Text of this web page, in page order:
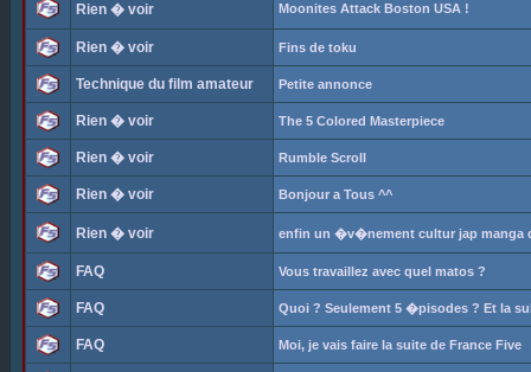
Rien � voir Moonites Attack Boston USA !
Rien � voir Fins de toku
Technique du film amateur Petite annonce
Rien � voir The 5 Colored Masterpiece
Rien � voir Rumble Scroll
Rien � voir Bonjour a Tous ^^
Rien � voir enfin un �v�nement cultur jap manga
FAQ Vous travaillez avec quel matos ?
FAQ Quoi ? Seulement 5 �pisodes ? Et la
FAQ Moi, je vais faire la suite de France Five